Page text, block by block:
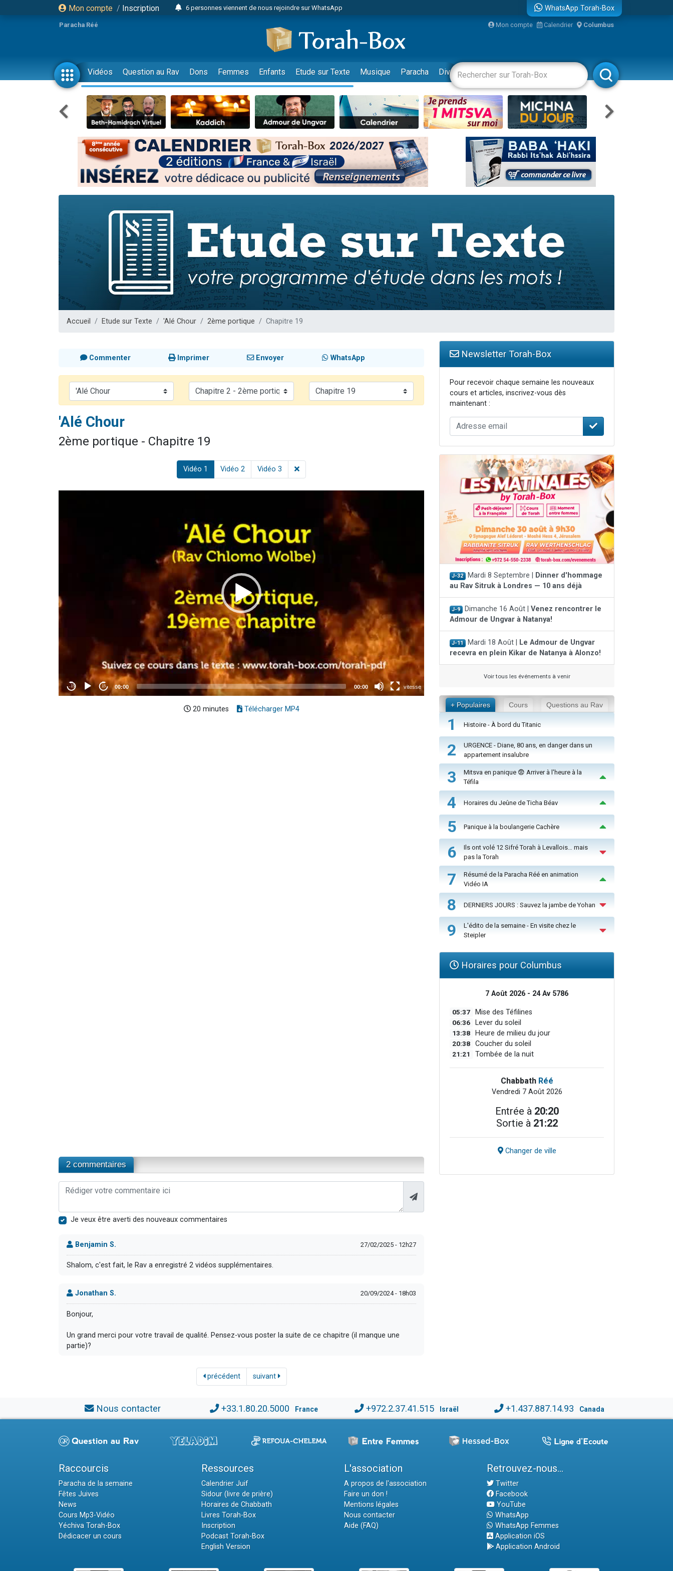
Mon compte / Inscription
6 personnes viennent de nous rejoindre sur WhatsApp
2 personnes viennent de faire un don pour 1 Journée de Vacances Pour les Enfants
17 personnes viennent de demander une bénédiction
4 personnes viennent de nous rejoindre sur WhatsApp
Il reste 49 places pour étudier en groupe sur Zoom
23 personnes viennent de faire un don pour Diane, 80 ans, dans un appartement insalubre
Eva vient de donner son Maasser
4 personnes viennent de nous rejoindre sur WhatsApp
3 personnes viennent de nous rejoindre sur WhatsApp
3 personnes viennent de faire un don pour 5 jours de vacances aux Orphelins
Odaya vient de donner son Maasser
13 personnes viennent de demander une bénédiction
Il reste 49 places pour étudier en groupe sur Zoom
12 nouvelles musiques dans Torah-Box Music
3 personnes viennent de nous rejoindre sur WhatsApp
2 personnes viennent de nous rejoindre sur WhatsApp
2 personnes viennent de nous rejoindre sur WhatsApp
WhatsApp Torah-Box
Paracha Réé Mon compte Calendrier Columbus
Vidéos Question au Rav Dons Femmes Enfants Etude sur Texte Musique Paracha Divertissements Livres Rabbanim
Accueil Etude sur Texte 'Alé Chour 2ème portique Chapitre 19
Commenter Imprimer Envoyer WhatsApp
'Alé Chour
2ème portique - Chapitre 19
Vidéo 1 Vidéo 2 Vidéo 3
20 minutes Télécharger MP4
2 commentaires
Je veux être averti des nouveaux commentaires
Benjamin S. 27/02/2025 - 12h27
Shalom, c'est fait, le Rav a enregistré 2 vidéos supplémentaires.
Jonathan S. 20/09/2024 - 18h03
Bonjour,
Un grand merci pour votre travail de qualité. Pensez-vous poster la suite de ce chapitre (il manque une
partie)?
précédent suivant
Newsletter Torah-Box
Pour recevoir chaque semaine les nouveaux
cours et articles, inscrivez-vous dès
maintenant :
J-32 Mardi 8 Septembre |
Dinner d'hommage
au Rav Sitruk à Londres — 10 ans déjà
J-9 Dimanche 16 Août | Venez rencontrer le
Admour de Ungvar à Natanya!
J-11 Mardi 18 Août |
Le Admour de Ungvar
recevra en plein Kikar de Natanya à Alonzo!
Voir tous les événements à venir
+ Populaires Cours Questions au Rav
1 Histoire - À bord du Titanic
2
URGENCE - Diane, 80 ans, en danger dans un
appartement insalubre
3
Mitsva en panique 😨 Arriver à l'heure à la
Téfila
4 Horaires du Jeûne de Ticha Béav
5 Panique à la boulangerie Cachère
6
Ils ont volé 12 Sifré Torah à Levallois… mais
pas la Torah
7
Résumé de la Paracha Réé en animation
Vidéo IA
8 DERNIERS JOURS : Sauvez la jambe de Yohan
9
L'édito de la semaine - En visite chez le
Steipler
Horaires pour Columbus
7 Août 2026 - 24 Av 5786
05:37 Mise des Téfilines
06:36 Lever du soleil
13:38 Heure de milieu du jour
20:38 Coucher du soleil
21:21 Tombée de la nuit
Chabbath Réé
Vendredi 7 Août 2026
Entrée à 20:20
Sortie à 21:22
Changer de ville
Nous contacter +33.1.80.20.5000 France +972.2.37.41.515 Israël +1.437.887.14.93 Canada
Raccourcis
Paracha de la semaine
Fêtes Juives
News
Cours Mp3-Vidéo
Yéchiva Torah-Box
Dédicacer un cours
Ressources
Calendrier Juif
Sidour (livre de prière)
Horaires de Chabbath
Livres Torah-Box
Inscription
Podcast Torah-Box
English Version
L'association
A propos de l'association
Faire un don !
Mentions légales
Nous contacter
Aide (FAQ)
Retrouvez-nous...
Twitter
Facebook
YouTube
WhatsApp
WhatsApp Femmes
Application iOS
Application Android